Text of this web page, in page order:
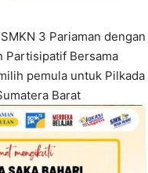
3 Pariaman dengan
Partisipatif Bersama
pemula untuk Pilkada
Barat